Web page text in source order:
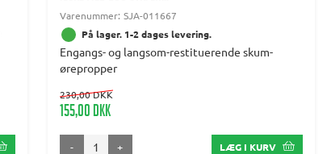
Varenummer: SJA-011667
På lager. 1-2 dages levering.
Engangs- og langsom-restituerende skum-
ørepropper
230,00 DKK
155,00 DKK
- + LÆG I KURV